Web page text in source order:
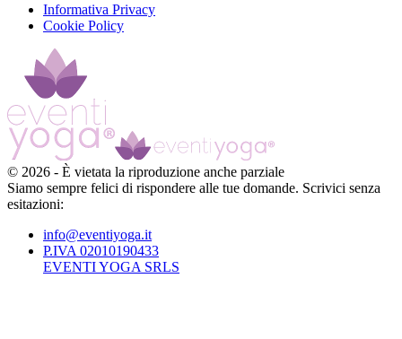
Informativa Privacy
Cookie Policy
© 2026 - È vietata la riproduzione anche parziale
Siamo sempre felici di rispondere alle tue domande. Scrivici senza
esitazioni:
info@eventiyoga.it
P.IVA 02010190433
EVENTI YOGA SRLS